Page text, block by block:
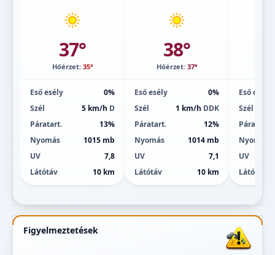
37°
Hőérzet: 35°
Eső esély
0%
Szél
5 km/h D
Páratart.
13%
Nyomás
1015 mb
UV
7,8
Látótáv
10 km
38°
Hőérzet: 37°
Eső esély
0%
Szél
1 km/h DDK
Páratart.
12%
Nyomás
1014 mb
UV
7,1
Látótáv
10 km
Eső esély
Szél
Páratart.
Nyomás
UV
Látótáv
Figyelmeztetések